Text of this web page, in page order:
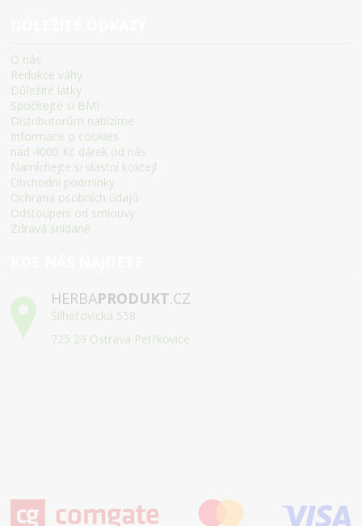
O nás
Redukce váhy
Důležité látky
Spočítejte si BMI
Distributorům nabízíme
Informace o cookies
nad 4000 Kč dárek od nás
Namíchejte si vlastní koktejl
Obchodní podmínky
Ochrana osobních údajů
Odstoupení od smlouvy
Zdravá snídaně
HERBAPRODUKT.CZ
Šilheřovická 558
725 29 Ostrava Petřkovice